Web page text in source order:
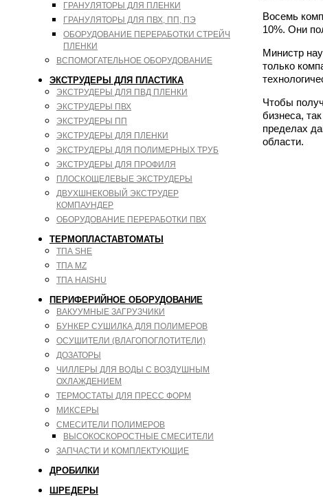
ГРАНУЛЯТОРЫ ДЛЯ ПЛЕНКИ
ГРАНУЛЯТОРЫ ДЛЯ ПВХ, ПП, ПЭ
ОБОРУДОВАНИЕ ПЕРЕРАБОТКИ СТРЕЙЧ
ПЛЕНКИ
ВСПОМОГАТЕЛЬНОЕ ОБОРУДОВАНИЕ
ЭКСТРУДЕРЫ ДЛЯ ПЛАСТИКА
ЭКСТРУДЕРЫ ДЛЯ ПВД ПЛЕНКИ
ЭКСТРУДЕРЫ ПВХ
ЭКСТРУДЕРЫ ПП
ЭКСТРУДЕРЫ ДЛЯ ПЛЕНКИ
ЭКСТРУДЕРЫ ДЛЯ ПОЛИМЕРНЫХ ТРУБ
ЭКСТРУДЕРЫ ДЛЯ ПРОФИЛЯ
ПЛОСКОЩЕЛЕВЫЕ ЭКСТРУДЕРЫ
ДВУХШНЕКОВЫЙ ЭКСТРУДЕР
КОМПАУНДЕР
ОБОРУДОВАНИЕ ПЕРЕРАБОТКИ ПВХ
ТЕРМОПЛАСТАВТОМАТЫ
ТПА SHE
ТПА MZ
ТПА HAISHU
ПЕРИФЕРИЙНОЕ ОБОРУДОВАНИЕ
ВАКУУМНЫЕ ЗАГРУЗЧИКИ
БУНКЕР СУШИЛКА ДЛЯ ПОЛИМЕРОВ
ОСУШИТЕЛИ (ВЛАГОПОГЛОТИТЕЛИ)
ДОЗАТОРЫ
ЧИЛЛЕРЫ ДЛЯ ВОДЫ С ВОЗДУШНЫМ
ОХЛАЖДЕНИЕМ
ТЕРМОСТАТЫ ДЛЯ ПРЕСС ФОРМ
МИКСЕРЫ
СМЕСИТЕЛИ ПОЛИМЕРОВ
ВЫСОКОСКОРОСТНЫЕ СМЕСИТЕЛИ
ЗАПЧАСТИ И КОМПЛЕКТУЮЩИЕ
ДРОБИЛКИ
ШРЕДЕРЫ
Восемь
10%. Они
Министр
только
Чтобы
бизнеса,
пределах
области.